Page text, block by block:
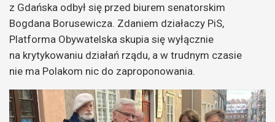
z Gdańska odbył się przed biurem senatorskim
Bogdana Borusewicza. Zdaniem działaczy PiS,
Platforma Obywatelska skupia się wyłącznie
na krytykowaniu działań rządu, a w trudnym czasie
nie ma Polakom nic do zaproponowania.